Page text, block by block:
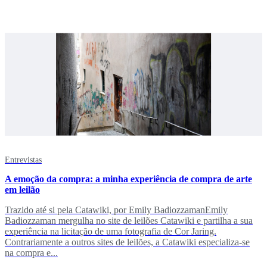
Entrevistas
A emoção da compra: a minha experiência de compra de arte
em leilão
Trazido até si pela Catawiki, por Emily BadiozzamanEmily
Badiozzaman mergulha no site de leilões Catawiki e partilha a sua
experiência na licitação de uma fotografia de Cor Jaring.
Contrariamente a outros sites de leilões, a Catawiki especializa-se
na compra e...